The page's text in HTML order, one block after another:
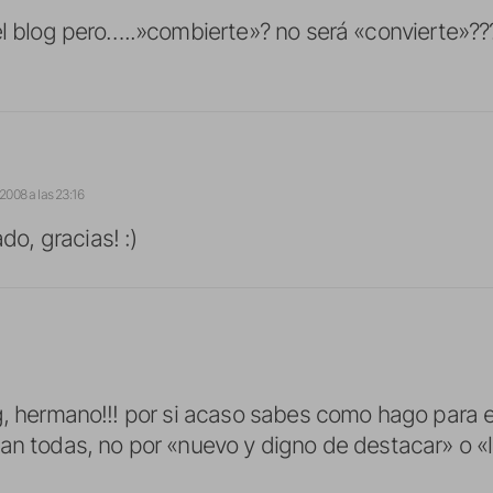
blog pero…..»combierte»? no será
a las 23:16
gracias! :)
hermano!!! por si acaso sabes como hago para
todas, no por «nuevo y digno de destacar» o